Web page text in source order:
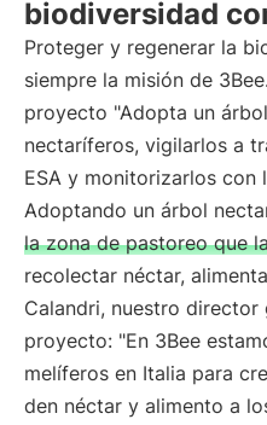
biodiversidad
Proteger y regenerar la
siempre la misión de
proyecto "Adopta un
nectaríferos, vigilarlos a
ESA y monitorizarlos con
Adoptando un árbol
la zona de pastoreo que
recolectar néctar,
Calandri, nuestro director
proyecto: "En 3Bee
melíferos en Italia para
den néctar y alimento a